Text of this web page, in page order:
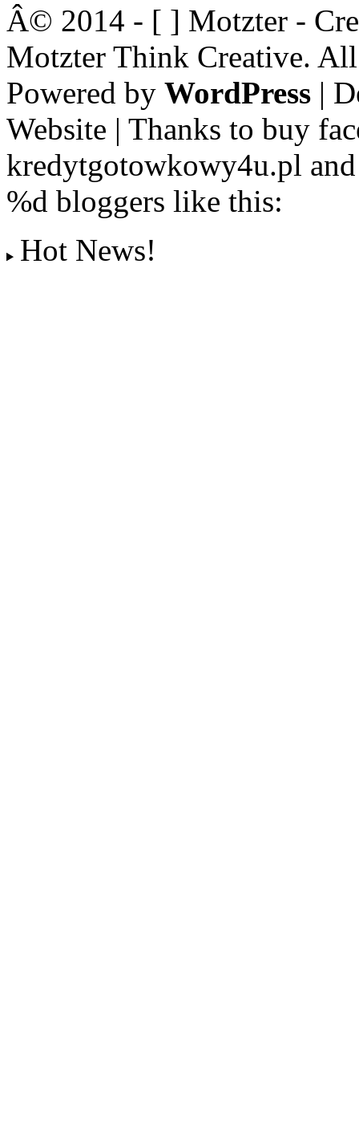
Â© 2014 - [ ] Motzter -
Motzter Think Creative.
Powered by WordPress |
Website | Thanks to buy
kredytgotowkowy4u.pl
%d bloggers like this:
Hot News!